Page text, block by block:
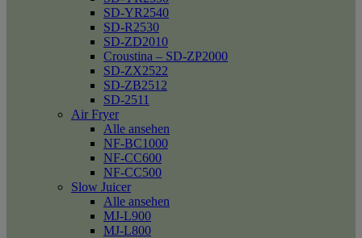
SD-YR2540
SD-R2530
SD-ZD2010
Croustina – SD-ZP2000
SD-ZX2522
SD-ZB2512
SD-2511
Air Fryer
Alle ansehen
NF-BC1000
NF-CC600
NF-CC500
Slow Juicer
Alle ansehen
MJ-L900
MJ-L800